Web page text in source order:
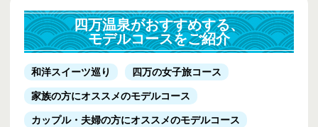
四万温泉がおすすめする、
モデルコースをご紹介
和洋スイーツ巡り
四万の女子旅コース
家族の方にオススメのモデルコース
カップル・夫婦の方にオススメのモデルコース